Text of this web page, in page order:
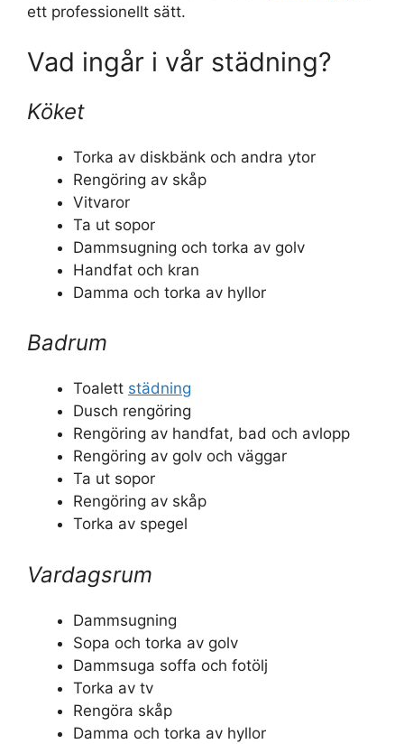
ett professionellt sätt.
Vad ingår i vår städning?
Köket
Torka av diskbänk och andra ytor
Rengöring av skåp
Vitvaror
Ta ut sopor
Dammsugning och torka av golv
Handfat och kran
Damma och torka av hyllor
Badrum
Toalett städning
Dusch rengöring
Rengöring av handfat, bad och avlopp
Rengöring av golv och väggar
Ta ut sopor
Rengöring av skåp
Torka av spegel
Vardagsrum
Dammsugning
Sopa och torka av golv
Dammsuga soffa och fotölj
Torka av tv
Rengöra skåp
Damma och torka av hyllor